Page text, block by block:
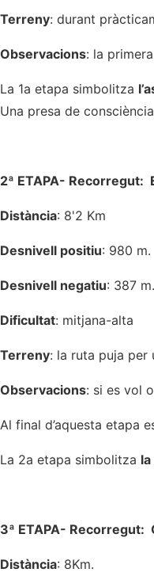
Terreny: durant
Observacions: la
La 1a etapa simbolitza
Una presa de
2ª ETAPA- Recorregut:
Distància: 8'2 Km
Desnivell positiu: 980 m.
Desnivell negatiu: 387 m.
Dificultat: mitjana-alta
Terreny: la ruta puja per
Observacions: si es vol
Al final d’aquesta etapa
La 2a etapa simbolitza
3ª ETAPA- Recorregut:
Distància: 8Km.